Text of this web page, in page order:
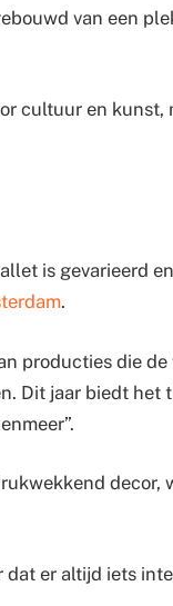
van een
cultuur en kunst,
is gevarieerd
.
producties die
Dit jaar biedt het
decor,
er altijd iets